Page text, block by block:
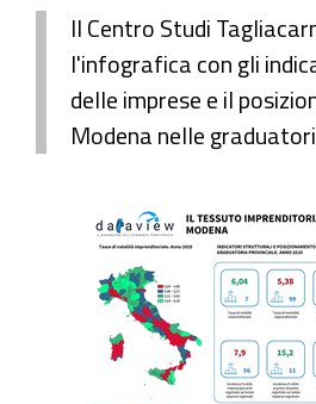
Il Centro Studi
l'infografica con gli
delle imprese e il
Modena nelle